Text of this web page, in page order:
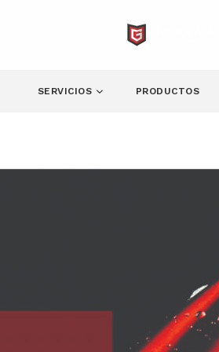
SERVICIOS PRODUCTOS